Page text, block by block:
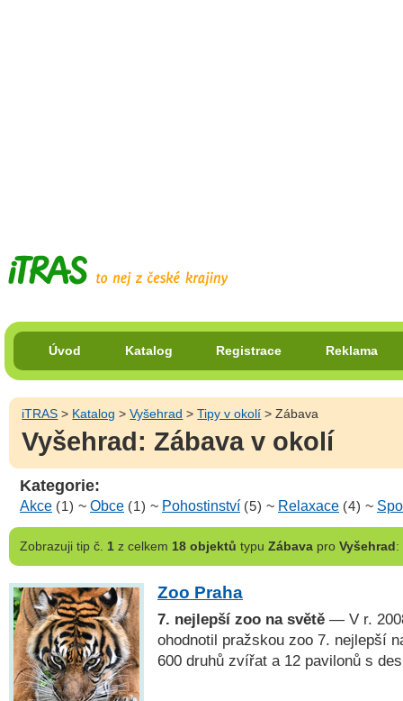
Úvod Katalog Registrace Reklama
iTRAS > Katalog >Vyšehrad >Tipy v okolí > Zábava
Vyšehrad: Zábava v okolí
Kategorie:
Akce (1) ~ Obce (1) ~ Pohostinství (5) ~ Relaxace (4) ~
Zobrazujitip č. 1z celkem 18 objektů typu Zábavapro Vyšehrad:
Zoo Praha
7. nejlepší zoo na světě — V r.
ohodnotil pražskou zoo 7. nejlepší
600 druhů zvířat a 12 pavilonů s